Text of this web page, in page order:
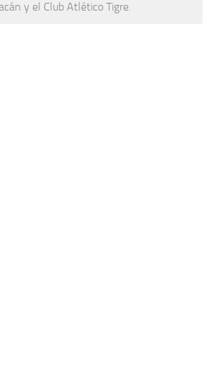
y el Club Atlético Tigre.